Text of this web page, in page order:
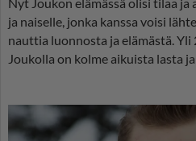
Nyt Joukon elämässä olisi tilaa
ja naiselle, jonka kanssa voisi
nauttia luonnosta ja elämästä.
Joukolla on kolme aikuista lasta